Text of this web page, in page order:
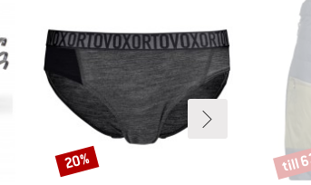
Rabatt
20% till